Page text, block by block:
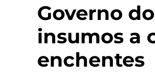
Governo
insumos a
enchentes